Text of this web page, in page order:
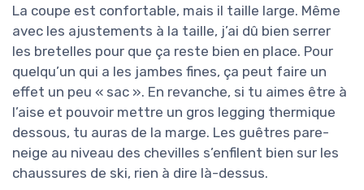
La coupe est confortable, mais il taille large. Même
avec les ajustements à la taille, j’ai dû bien serrer
les bretelles pour que ça reste bien en place. Pour
quelqu’un qui a les jambes fines, ça peut faire un
effet un peu « sac ». En revanche, si tu aimes être à
l’aise et pouvoir mettre un gros legging thermique
dessous, tu auras de la marge. Les guêtres pare-
neige au niveau des chevilles s’enfilent bien sur les
chaussures de ski, rien à dire là-dessus.